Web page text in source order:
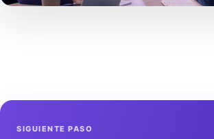
SIGUIENTE PASO